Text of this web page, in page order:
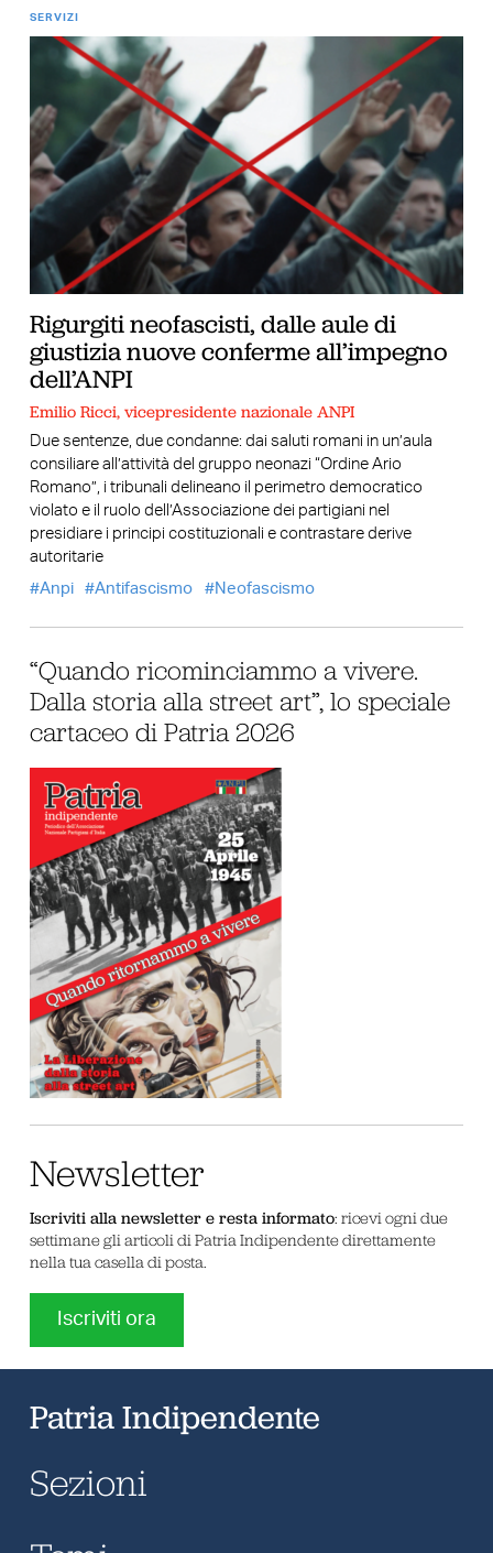
SERVIZI
Rigurgiti neofascisti, dalle aule di
giustizia nuove conferme all’impegno
dell’ANPI
Emilio Ricci, vicepresidente nazionale ANPI
Due sentenze, due condanne: dai saluti romani in un’aula
consiliare all’attività del gruppo neonazi “Ordine Ario
Romano”, i tribunali delineano il perimetro democratico
violato e il ruolo dell’Associazione dei partigiani nel
presidiare i principi costituzionali e contrastare derive
autoritarie
Anpi
Antifascismo Neofascismo
“Quando ricominciammo a vivere.
Dalla storia alla street art”, lo speciale
cartaceo di Patria 2026
Newsletter
Iscriviti alla newsletter e resta informato: ricevi ogni due
settimane gli articoli di Patria Indipendente direttamente
nella tua casella di posta.
Iscriviti ora
Patria Indipendente
Sezioni